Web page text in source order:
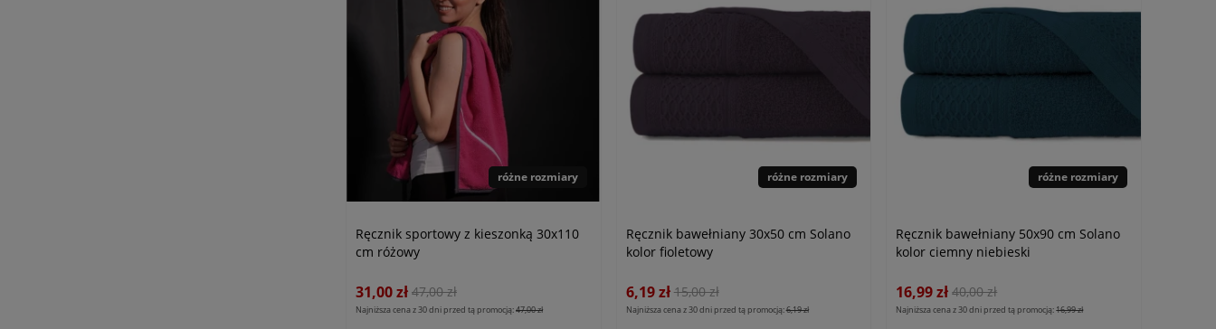
różne rozmiary
Ręcznik sportowy z kieszonką 30x110
cm różowy
31,00 zł 47,00 zł
Najniższa cena z 30 dni przed tą promocją:47,00 zł
różne rozmiary
Ręcznik bawełniany 30x50 cm Solano
kolor fioletowy
6,19 zł 15,00 zł
Najniższa cena z 30 dni przed tą promocją:6,19 zł
różne rozmiary
Ręcznik bawełniany 50x90 cm Solano
kolor ciemny niebieski
16,99 zł 40,00 zł
Najniższa cena z 30 dni przed tą promocją:16,99 zł